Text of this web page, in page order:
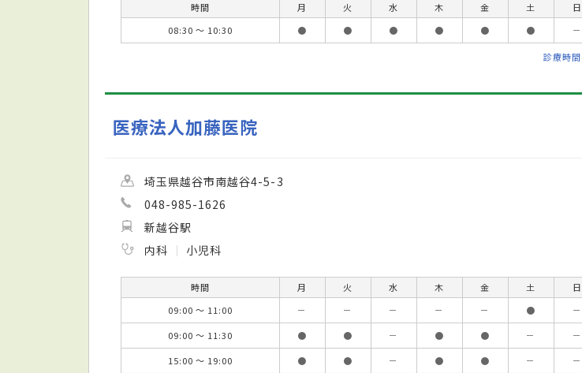
時間 月 火 水 木 金 土 日
08:30 ～ 10:30
● ● ● ● ● ● －
診療時
医療法人加藤医院
埼玉県越谷市南越谷4-5-3
048-985-1626
新越谷駅
内科
小児科
時間 月 火 水 木 金 土 日
09:00 ～ 11:00
－ － － － － ● －
09:00 ～ 11:30
● ● － ● ● － －
15:00 ～ 19:00
● ● － ● ● － －